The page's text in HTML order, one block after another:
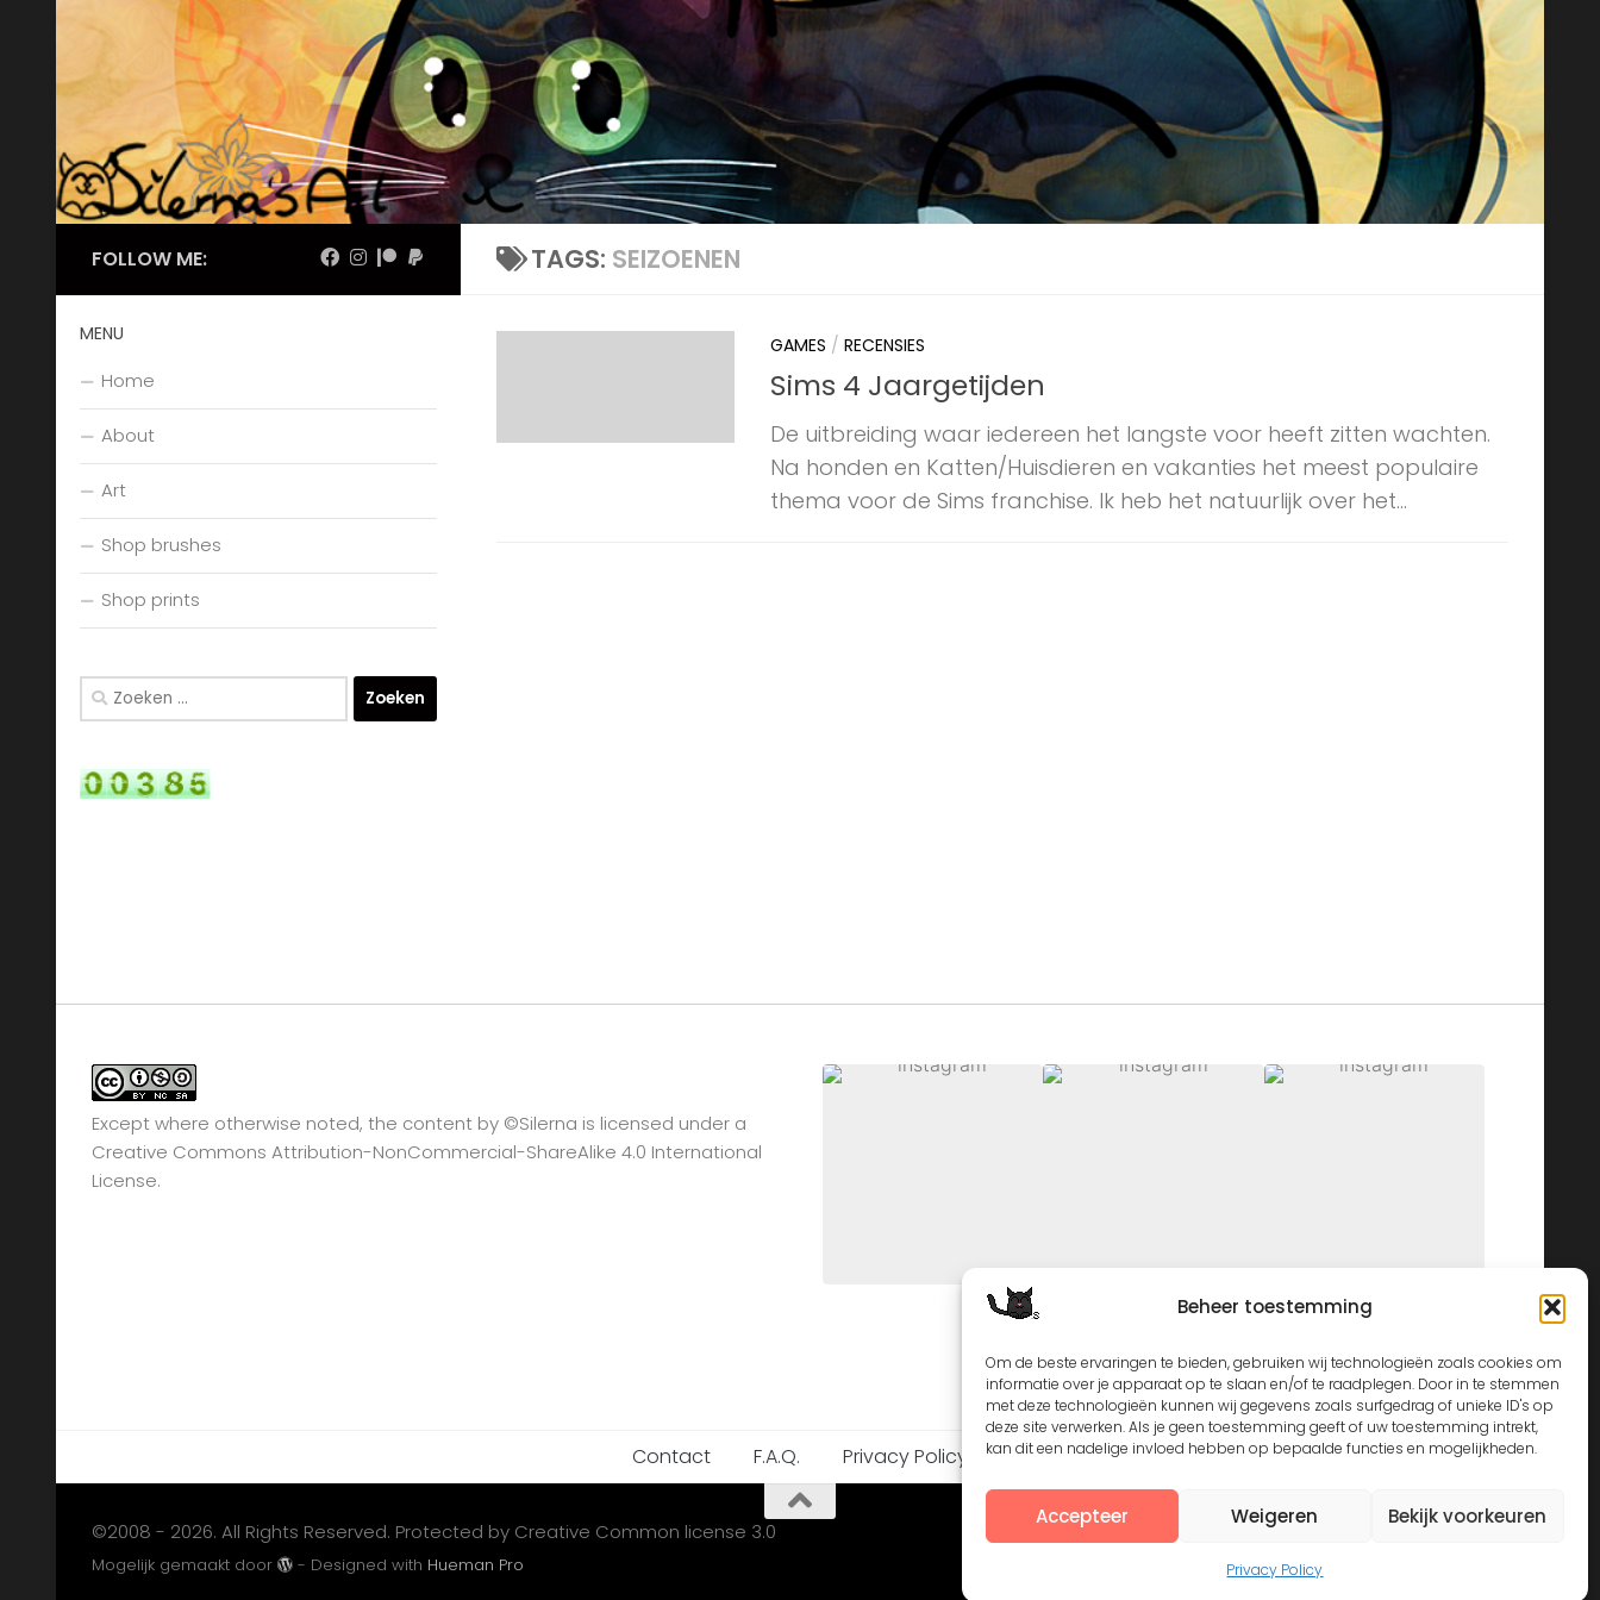
Beheer toestemming
Om de beste ervaringen te bieden, gebruiken wij technologieën zoals cookies om
informatie over je apparaat op te slaan en/of te raadplegen. Door in te stemmen
met deze technologieën kunnen wij gegevens zoals surfgedrag of unieke ID's op
deze site verwerken. Als je geen toestemming geeft of uw toestemming intrekt,
kan dit een nadelige invloed hebben op bepaalde functies en mogelijkheden.
Accepteer Weigeren Bekijk voorkeuren
Privacy Policy
Skip to content
TAGS: SEIZOENEN
GAMES / RECENSIES
Sims 4 Jaargetijden
De uitbreiding waar iedereen het langste voor heeft zitten wachten.
Na honden en Katten/Huisdieren en vakanties het meest populaire
thema voor de Sims franchise. Ik heb het natuurlijk over het...
FOLLOW ME:
MENU
Home
About
Art
Shop brushes
Shop prints
Zoeken
naar:
Except where otherwise noted, the content by ©Silerna is licensed under a
Creative Commons Attribution-NonCommercial-ShareAlike 4.0 International
License.
Contact F.A.Q. Privacy Policy
©2008 - 2026. All Rights Reserved. Protected by Creative Common license 3.0
Mogelijk gemaakt door - Designed with Hueman Pro